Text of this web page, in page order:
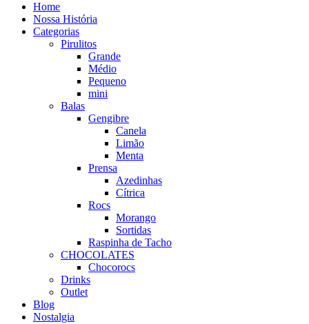
Home
Nossa História
Categorias
Pirulitos
Grande
Médio
Pequeno
mini
Balas
Gengibre
Canela
Limão
Menta
Prensa
Azedinhas
Cítrica
Rocs
Morango
Sortidas
Raspinha de Tacho
CHOCOLATES
Chocorocs
Drinks
Outlet
Blog
Nostalgia